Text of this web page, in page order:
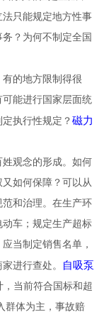
只能规定地方性事
？为何不制定全国
的地方限制得很
能进行国家层面统
执行性规定？磁力
观念的形成。如何
如何保障？可以从
和治理。在生产环
车；规定生产超标
当制定销售名单，
进行查处。
自吸泵
当前符合国标和超
群体为主，事故赔